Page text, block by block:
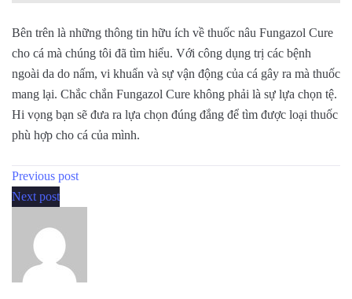
Bên trên là những thông tin hữu ích về thuốc nâu Fungazol Cure
cho cá mà chúng tôi đã tìm hiểu. Với công dụng trị các bệnh
ngoài da do nấm, vi khuẩn và sự vận động của cá gây ra mà thuốc
mang lại. Chắc chắn Fungazol Cure không phải là sự lựa chọn tệ.
Hi vọng bạn sẽ đưa ra lựa chọn đúng đắng để tìm được loại thuốc
phù hợp cho cá của mình.
Previous post
Next post